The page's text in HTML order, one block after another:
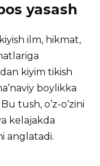
yasash
ilm, hikmat,
kiyim tikish
boylikka
tush, o’z-o’zini
kelajakda
anglatadi.